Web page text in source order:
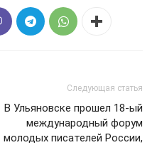
Следующая статья
В Ульяновске прошел 18-ый
международный форум
молодых писателей России,